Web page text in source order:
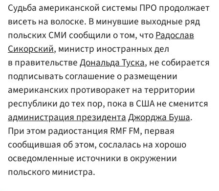
Судьба американской системы ПРО продолжает
висеть на волоске. В минувшие выходные ряд
польских СМИ сообщили о том, чтоРадослав
Сикорский, министр иностранных дел
в правительствеДональда Туска, не собирается
подписывать соглашение о размещении
американских противоракет на территории
республики до тех пор, пока в США не сменится
администрация президентаДжорджа Буша.
При этом радиостанция RMF FM, первая
сообщившая об этом, сослалась на хорошо
осведомленные источники в окружении
польского министра.